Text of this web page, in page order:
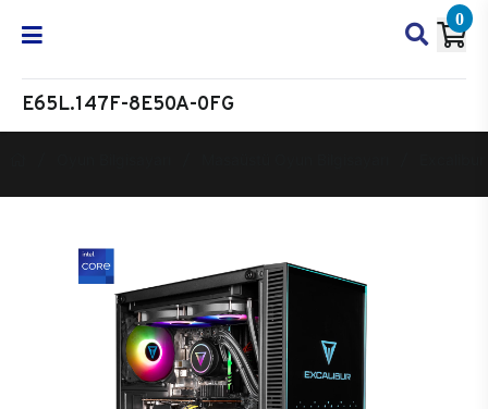
0
E65L.147F-8E50A-0FG